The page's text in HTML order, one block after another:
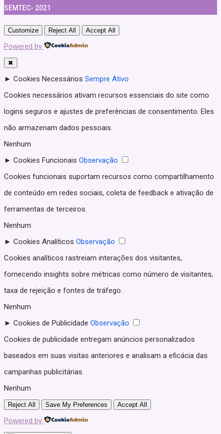
SEMTEC- 2021
Customize Reject All Accept All
Powered by
✖
► Cookies Necessários Sempre Ativo
Cookies necessários ativam recursos essenciais do site como
logins seguros e ajustes de preferências de consentimento. Eles
não armazenam dados pessoais.
Nenhum
► Cookies Funcionais Observação
Cookies funcionais suportam recursos como compartilhamento
de conteúdo em redes sociais, coleta de feedback e ativação de
ferramentas de terceiros.
Nenhum
► Cookies Analíticos Observação
Cookies analíticos rastreiam interações dos visitantes,
fornecendo insights sobre métricas como número de visitantes,
taxa de rejeição e fontes de tráfego.
Nenhum
► Cookies de Publicidade Observação
Cookies de publicidade entregam anúncios personalizados
baseados em suas visitas anteriores e analisam a eficácia das
campanhas publicitárias.
Nenhum
Reject All Save My Preferences Accept All
Powered by